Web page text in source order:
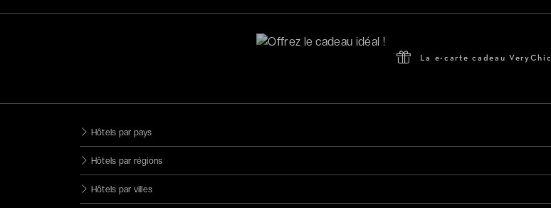
4 étoiles
La e-carte cadeau VeryChic
Hôtels par pays
Hôtels par régions
Hôtels par villes